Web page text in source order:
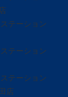
テーション
テーション
テーション
店